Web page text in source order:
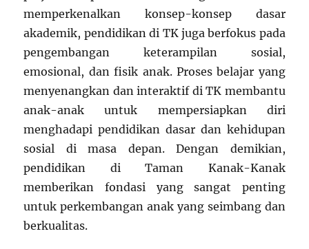
memperkenalkan konsep-konsep dasar
akademik, pendidikan di TK juga berfokus pada
pengembangan keterampilan sosial,
emosional, dan fisik anak. Proses belajar yang
menyenangkan dan interaktif di TK membantu
anak-anak untuk mempersiapkan diri
menghadapi pendidikan dasar dan kehidupan
sosial di masa depan. Dengan demikian,
pendidikan di Taman Kanak-Kanak
memberikan fondasi yang sangat penting
untuk perkembangan anak yang seimbang dan
berkualitas.